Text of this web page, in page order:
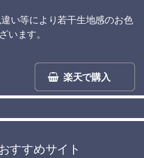
い等により若干生地感のお色
います。
楽天で購入
すすめサイト